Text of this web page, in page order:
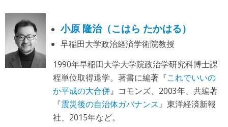
小原 隆治（こはら たかはる）
早稲田大学政治経済学術院教授
1990年早稲田大学大学院政治学研究科博士課
程単位取得退学。著書に編著『これでいいの
か平成の大合併』コモンズ、2003年、共編著
『震災後の自治体ガバナンス』東洋経済新報
社、2015年など。